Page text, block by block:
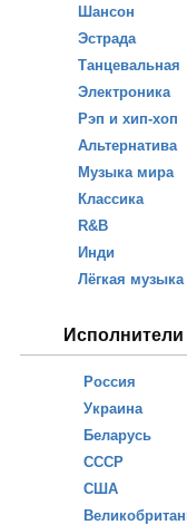
Шансон
Эстрада
Танцевальная
Электроника
Рэп и хип-хоп
Альтернатива
Музыка мира
Классика
R&B
Инди
Лёгкая музыка
Россия
Украина
Беларусь
СССР
США